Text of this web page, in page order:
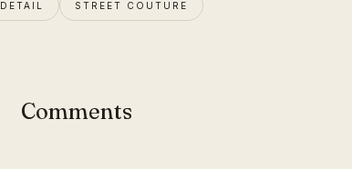
DETAIL STREET COUTURE
Comments